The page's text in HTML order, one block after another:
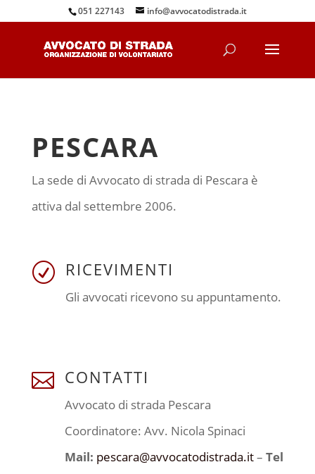
051 227143 info@avvocatodistrada.it
PESCARA
La sede di Avvocato di strada di Pescara è
attiva dal settembre 2006.
R RICEVIMENTI
Gli avvocati ricevono su appuntamento.
 CONTATTI
Avvocato di strada Pescara
Coordinatore: Avv. Nicola Spinaci
Mail: pescara@avvocatodistrada.it– Tel